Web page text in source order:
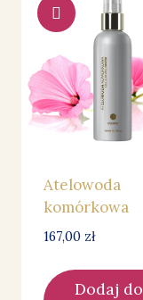
Atelowoda
komórkowa
167,00 zł
Dodaj do